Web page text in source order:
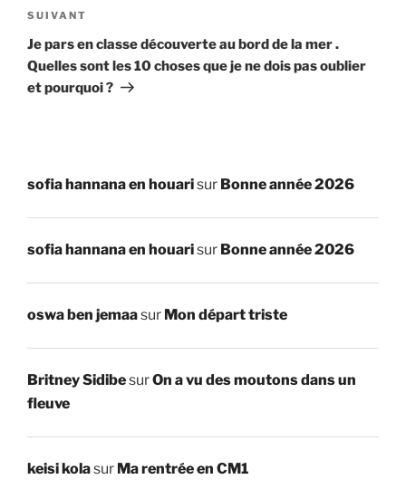
Article
suivant
SUIVANT
Je pars en classe découverte au bord de la mer .
Quelles sont les 10 choses que je ne dois pas oublier
et pourquoi ?
sofia hannana en houarisur Bonne année 2026
sofia hannana en houarisur Bonne année 2026
oswa ben jemaasur Mon départ triste
Britney SidibesurOn a vu des moutons dans un
fleuve
keisi kolasur Ma rentrée en CM1